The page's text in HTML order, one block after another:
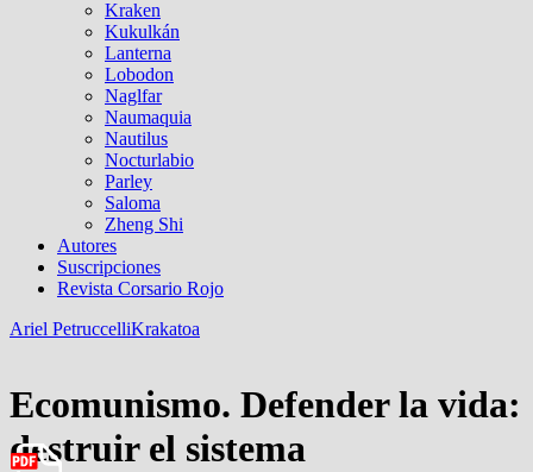
Kraken
Kukulkán
Lanterna
Lobodon
Naglfar
Naumaquia
Nautilus
Nocturlabio
Parley
Saloma
Zheng Shi
Autores
Suscripciones
Revista Corsario Rojo
Ariel PetruccelliKrakatoa
Ecomunismo. Defender la vida:
destruir el sistema